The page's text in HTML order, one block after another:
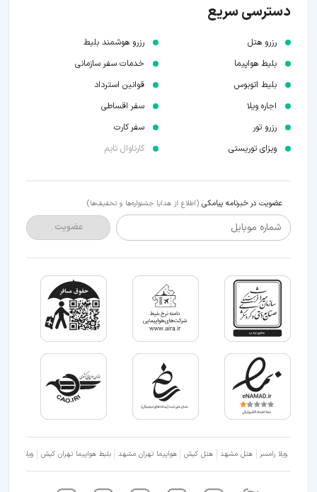
دسترسی سریع
رزرو هتل
بلیط هواپیما
بلیط اتوبوس
اجاره ویلا
رزرو تور
ویزای توریستی
رزرو هوشمند بلیط
خدمات سفر سازمانی
قوانین استرداد
سفر اقساطی
سفر کارت
کارناوال تایم
عضویت در خبرنامه پیامکی (اطلاع از هدایا جشنواره‌ها و تخفیف‌ها)
شماره موبایل عضویت
ویلا رامسر هتل مشهد هتل کیش هواپیما تهران مشهد بلیط هواپیما تهران کیش ویلا شمال